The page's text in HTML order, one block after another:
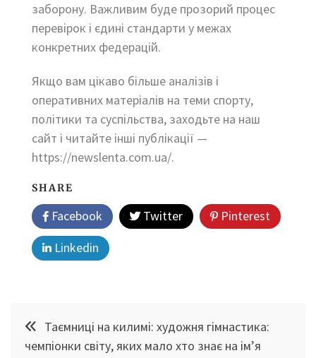
заборону. Важливим буде прозорий процес
перевірок і єдині стандарти у межах
конкретних федерацій.
Якщо вам цікаво більше аналізів і
оперативних матеріалів на теми спорту,
політики та суспільства, заходьте на наш
сайт і читайте інші публікації —
https://newslenta.com.ua/.
SHARE
Facebook Twitter
Pinterest
Linkedin
Навігація
записів
Таємниці на килимі: художня гімнастика:
чемпіонки світу, яких мало хто знає на ім’я